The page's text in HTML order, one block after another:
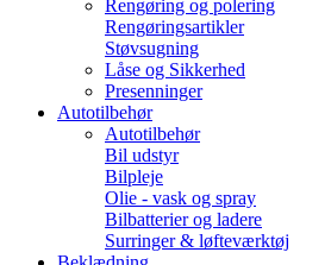
Rengøring og polering
Rengøringsartikler
Støvsugning
Låse og Sikkerhed
Presenninger
Autotilbehør
Autotilbehør
Bil udstyr
Bilpleje
Olie - vask og spray
Bilbatterier og ladere
Surringer & løfteværktøj